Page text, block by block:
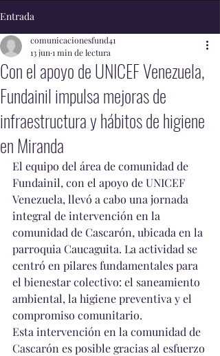
Entrada
Con el apoyo de UNICEF Venezuela,
Fundainil impulsa mejoras de
infraestructura y hábitos de higiene
en Miranda
comunicacionesfund41
13 jun 1 min de lectura
El equipo del área de comunidad de
Fundainil, con el apoyo de UNICEF
Venezuela, llevó a cabo una jornada
integral de intervención en la
comunidad de Cascarón, ubicada en la
parroquia Caucaguita. La actividad se
centró en pilares fundamentales para
el bienestar colectivo: el saneamiento
ambiental, la higiene preventiva y el
compromiso comunitario.
Esta intervención en la comunidad de
Cascarón es posible gracias al esfuerzo